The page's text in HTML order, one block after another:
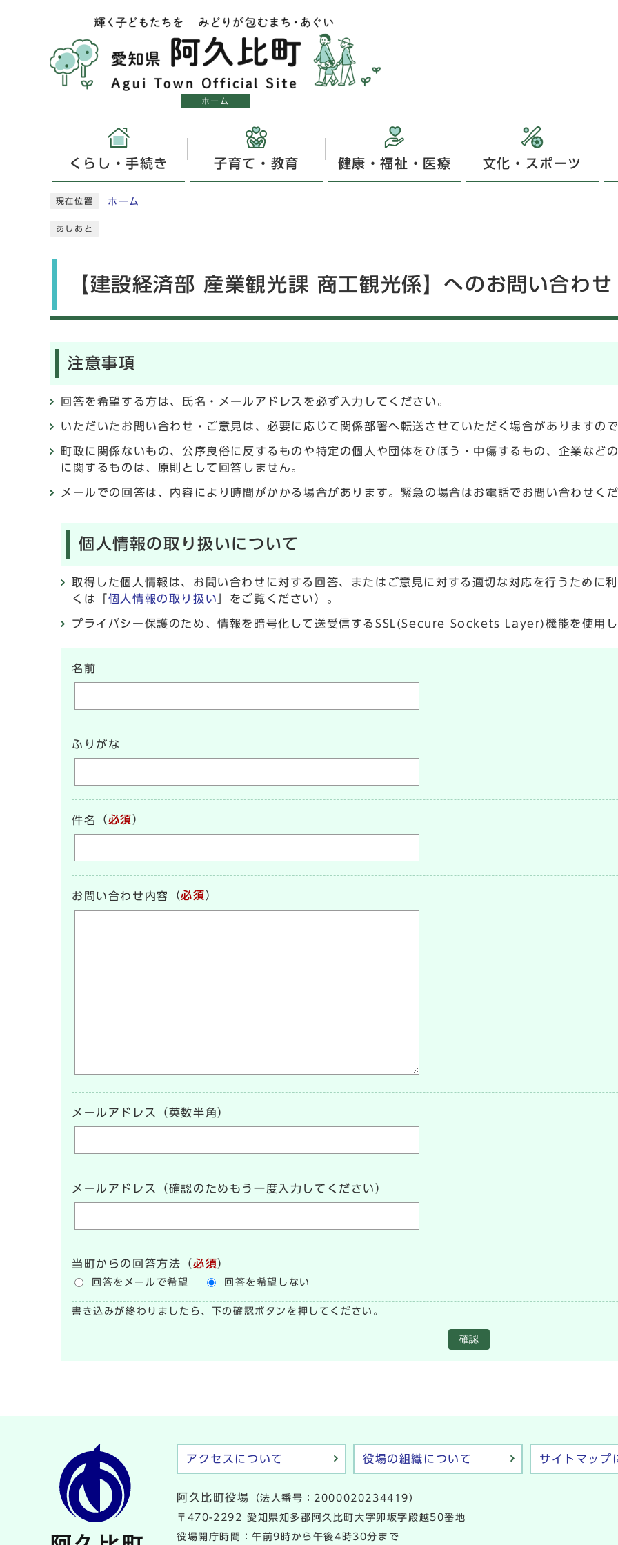
ホーム
くらし・手続き 子育て・教育 健康・福祉・医療 文化・スポーツ
現在位置 ホーム
あしあと
【建設経済部 産業観光課 商工観光係】へのお問い合わせ
注意事項
回答を希望する方は、氏名・メールアドレスを必ず入力してください。
いただいたお問い合わせ・ご意見は、必要に応じて関係部署へ転送させていただく場合がありますの
町政に関係ないもの、公序良俗に反するものや特定の個人や団体をひぼう・中傷するもの、企業など
に関するものは、原則として回答しません。
メールでの回答は、内容により時間がかかる場合があります。緊急の場合はお電話でお問い合わせくだ
個人情報の取り扱いについて
取得した個人情報は、お問い合わせに対する回答、またはご意見に対する適切な対応を行うために
くは「 個人情報の取り扱い 」をご覧ください）。
プライバシー保護のため、情報を暗号化して送受信するSSL(Secure Sockets Layer)機能を使用し
名前
ふりがな
件名 （必須）
お問い合わせ内容 （必須）
メールアドレス（英数半角）
メールアドレス（確認のためもう一度入力してください）
当町からの回答方法 （必須）
回答をメールで希望 回答を希望しない
書き込みが終わりましたら、下の確認ボタンを押してください。
確認
アクセスについて 役場の組織について サイトマップ
阿久比町役場
（法人番号：2000020234419）
〒470-2292 愛知県知多郡阿久比町大字卯坂字殿越50番地
役場開庁時間：午前9時から午後4時30分まで